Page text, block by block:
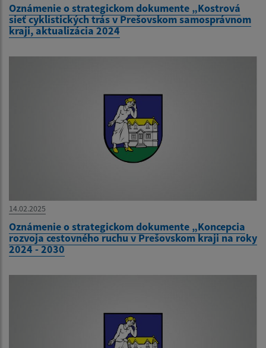
Oznámenie o strategickom dokumente „Kostrová
sieť cyklistických trás v Prešovskom samosprávnom
kraji, aktualizácia 2024
14.02.2025
Oznámenie o strategickom dokumente „Koncepcia
rozvoja cestovného ruchu v Prešovskom kraji na roky
2024 - 2030